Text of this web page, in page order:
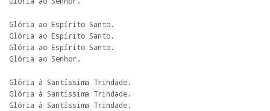
Glória ao Espírito Santo.
Glória ao Espírito Santo.
Glória ao Espírito Santo.
Glória ao Senhor.
Glória à Santíssima Trindade.
Glória à Santíssima Trindade.
Glória à Santíssima Trindade.